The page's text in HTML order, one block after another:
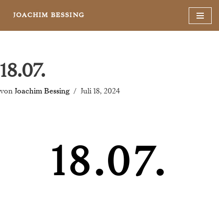
JOACHIM BESSING
18.07.
von Joachim Bessing Juli 18, 2024
18.07.